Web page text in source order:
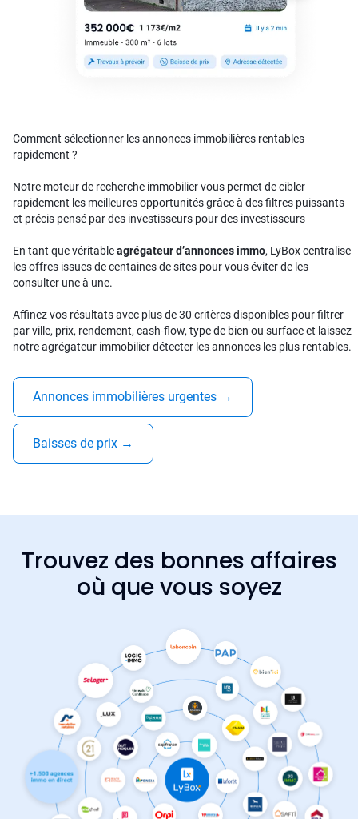
Comment sélectionner les annonces immobilières rentables
rapidement ?
Notre moteur de recherche immobilier vous permet de cibler
rapidement les meilleures opportunités grâce à des filtres puissants
et précis pensé par des investisseurs pour des investisseurs
En tant que véritableagrégateur d’annonces immo, LyBox centralise
les offres issues de centaines de sites pour vous éviter de les
consulter une à une.
Affinez vos résultats avec plus de 30 critères disponibles pour filtrer
par ville, prix, rendement, cash-flow, type de bien ou surface et laissez
notre agrégateur immobilier détecter les annonces les plus rentables.
Annonces immobilières urgentes →
Baisses de prix →
Trouvez des bonnes affaires
où que vous soyez